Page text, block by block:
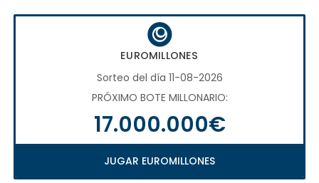
EUROMILLONES
Sorteo del día 11-08-2026
PRÓXIMO BOTE MILLONARIO:
17.000.000€
JUGAR EUROMILLONES